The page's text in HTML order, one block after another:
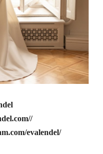
evalendel/